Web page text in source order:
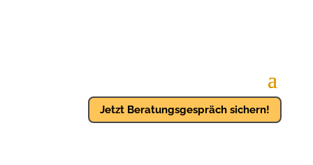
Jetzt Beratungsgespräch sichern!